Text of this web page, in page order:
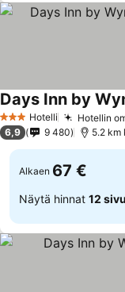
3 Tähtiluokitus
Hotelli Hotellin
Katso hinnat
6,9 9 480 5.2 km
Alkaen 67 €
Näytä hinnat 12